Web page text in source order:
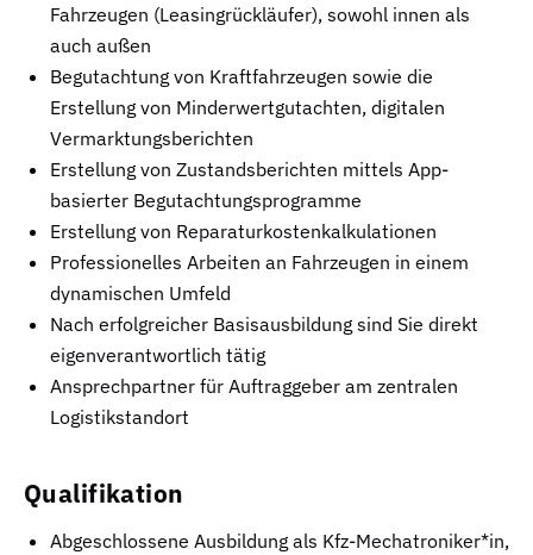
Fahrzeugen (Leasingrückläufer), sowohl innen als
auch außen
Begutachtung von Kraftfahrzeugen sowie die
Erstellung von Minderwertgutachten, digitalen
Vermarktungsberichten
Erstellung von Zustandsberichten mittels App-
basierter Begutachtungsprogramme
Erstellung von Reparaturkostenkalkulationen
Professionelles Arbeiten an Fahrzeugen in einem
dynamischen Umfeld
Nach erfolgreicher Basisausbildung sind Sie direkt
eigenverantwortlich tätig
Ansprechpartner für Auftraggeber am zentralen
Logistikstandort
Qualifikation
Abgeschlossene Ausbildung als Kfz-Mechatroniker*in,